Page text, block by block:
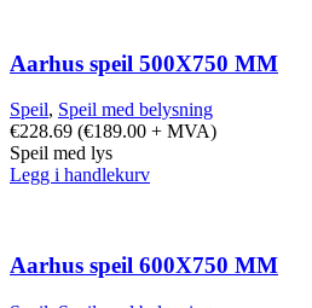
Aarhus speil 500X750 MM
Speil, Speil med belysning
€228.69 (€189.00 + MVA)
Speil med lys
Legg i handlekurv
Aarhus speil 600X750 MM